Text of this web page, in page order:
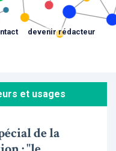
devenir rédacteur
et usages
de la